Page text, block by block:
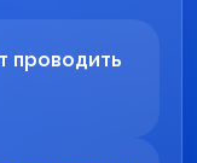
проводить